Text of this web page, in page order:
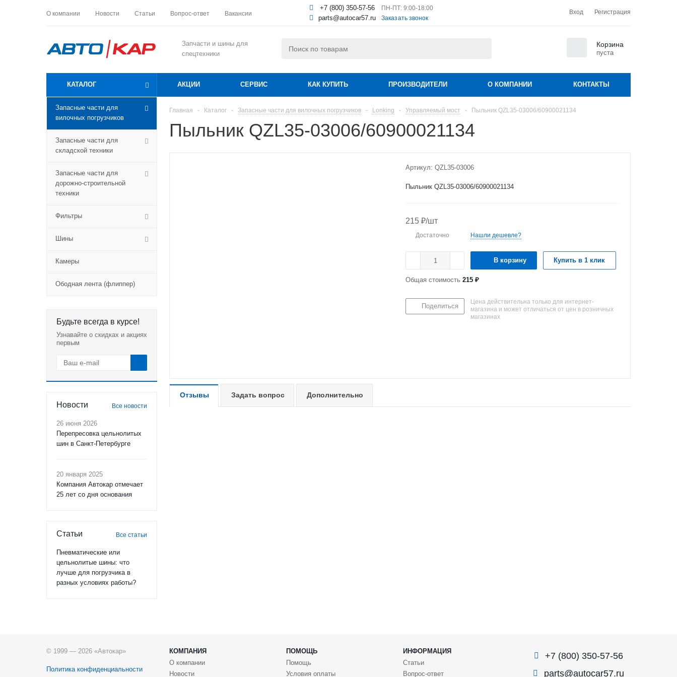
О компании Новости Статьи Вопрос-ответ Вакансии
+7 (800) 350-57-56
parts@autocar57.ru
ПН-ПТ: 9:00-18:00
Заказать звонок
Вход Регистрация
Запчасти и шины для
спецтехники
Корзина
пуста
КАТАЛОГ АКЦИИ СЕРВИС КАК КУПИТЬ ПРОИЗВОДИТЕЛИ О КОМПАНИИ КОНТАКТЫ
Запасные части для
вилочных погрузчиков
Запасные части для
складской техники
Запасные части для
дорожно-строительной
техники
Фильтры
Шины
Камеры
Ободная лента (флиппер)
Будьте всегда в курсе!
Узнавайте о скидках и акциях
первым
Новости Все новости
26 июня 2026
Перепресовка цельнолитых
шин в Санкт-Петербурге
20 января 2025
Компания Автокар отмечает
25 лет со дня основания
Статьи Все статьи
Пневматические или
цельнолитые шины: что
лучше для погрузчика в
разных условиях работы?
Главная - Каталог - Запасные части для вилочных погрузчиков - Lonking - Управляемый мост - Пыльник QZL35-03006/60900021134
Пыльник QZL35-03006/60900021134
Артикул: QZL35-03006
Пыльник QZL35-03006/60900021134
215 ₽/шт
Достаточно Нашли дешевле?
В корзину Купить в 1 клик
Общая стоимость 215 ₽
Поделиться
Цена действительна только для интернет-
магазина и может отличаться от цен в розничных
магазинах
Отзывы Задать вопрос Дополнительно
© 1999 — 2026 «Автокар»
Политика конфиденциальности
КОМПАНИЯ ПОМОЩЬ
ИНФОРМАЦИЯ
О компании
Новости
Помощь
Условия оплаты
Статьи
Вопрос-ответ
+7 (800) 350-57-56
parts@autocar57.ru